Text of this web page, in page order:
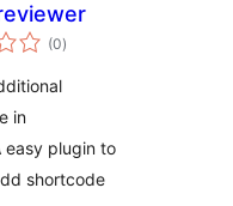
(0कुल
दर)
in
easy plugin to
shortcode